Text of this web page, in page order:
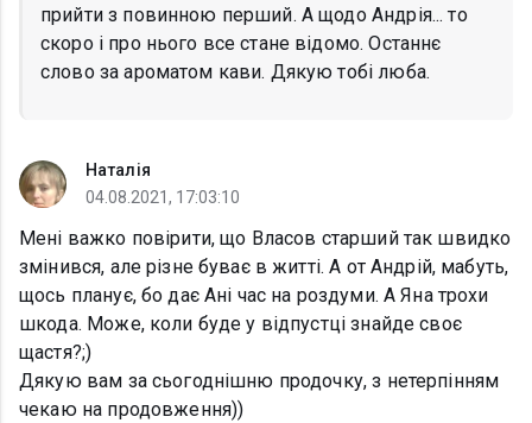
прийти з повинною перший. А щодо Андрія... то
скоро і про нього все стане відомо. Останнє
слово за ароматом кави. Дякую тобі люба.
Наталія
04.08.2021, 17:03:10
Мені важко повірити, що Власов старший так швидко
змінився, але різне буває в житті. А от Андрій, мабуть,
щось планує, бо дає Ані час на роздуми. А Яна трохи
шкода. Може, коли буде у відпустці знайде своє
щастя?;)
Дякую вам за сьогоднішню продочку, з нетерпінням
чекаю на продовження))